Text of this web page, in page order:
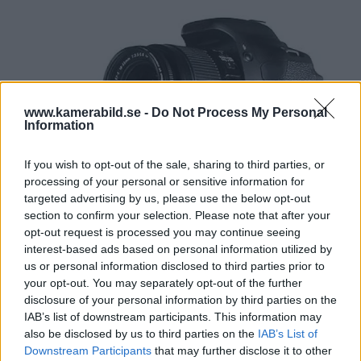
www.kamerabild.se - Do Not Process My Personal
Information
If you wish to opt-out of the sale, sharing to third parties, or
processing of your personal or sensitive information for
targeted advertising by us, please use the below opt-out
section to confirm your selection. Please note that after your
opt-out request is processed you may continue seeing
interest-based ads based on personal information utilized by
us or personal information disclosed to third parties prior to
your opt-out. You may separately opt-out of the further
disclosure of your personal information by third parties on the
IAB’s list of downstream participants. This information may
also be disclosed by us to third parties on the IAB’s List of
Downstream Participants that may further disclose it to other